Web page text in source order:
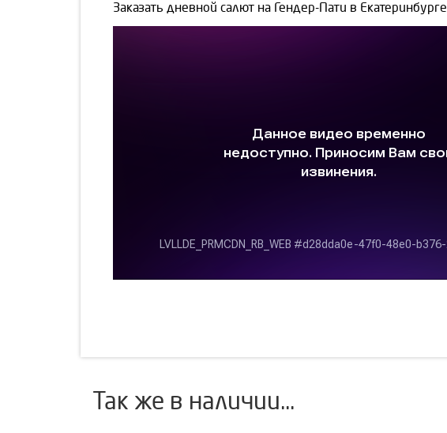
Заказать дневной салют на Гендер-Пати в Екатеринбурге
Так же в наличии...